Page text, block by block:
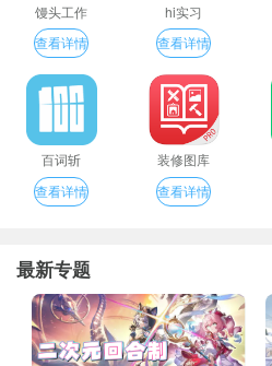
馒头工作
查看详情
hi实习
查看详情
百词斩
查看详情
装修图库
查看详情
最新专题